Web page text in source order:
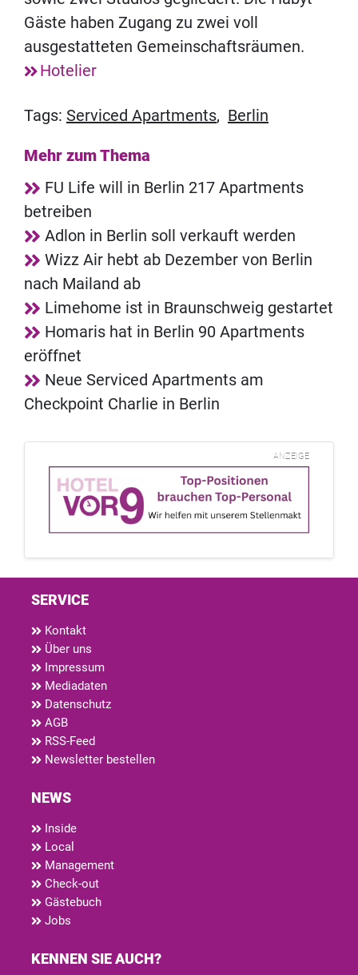
Gäste haben Zugang zu zwei voll
ausgestatteten Gemeinschaftsräumen.
Hotelier
Tags: Serviced Apartments, Berlin
Mehr zum Thema
FU Life will in Berlin 217 Apartments
betreiben
Adlon in Berlin soll verkauft werden
Wizz Air hebt ab Dezember von Berlin
nach Mailand ab
Limehome ist in Braunschweig gestartet
Homaris hat in Berlin 90 Apartments
eröffnet
Neue Serviced Apartments am
Checkpoint Charlie in Berlin
ANZEIGE
SERVICE
Kontakt
Über uns
Impressum
Mediadaten
Datenschutz
AGB
RSS-Feed
Newsletter bestellen
NEWS
Inside
Local
Management
Check-out
Gästebuch
Jobs
KENNEN SIE AUCH?